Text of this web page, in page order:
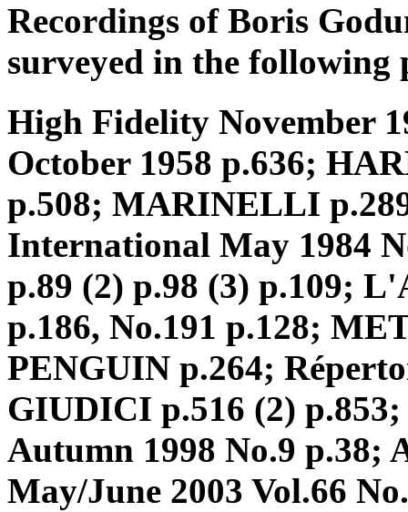
Recordings of Boris
surveyed in the following
High Fidelity November
October 1958 p.636;
p.508; MARINELLI
International May 1984
p.89 (2) p.98 (3) p.109;
p.186, No.191 p.128;
PENGUIN p.264;
GIUDICI p.516 (2)
Autumn 1998 No.9 p.38;
May/June 2003 Vol.66